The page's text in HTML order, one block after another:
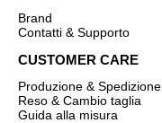
Brand
Contatti & Supporto
CUSTOMER CARE
Produzione & Spedizione
Reso & Cambio taglia
Guida alla misura